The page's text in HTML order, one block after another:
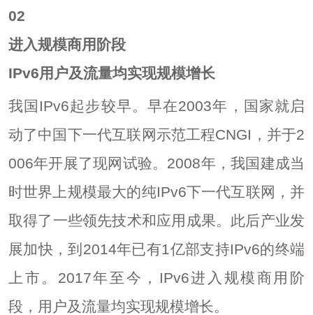
02
进入规模商用阶段
IPv6用户及流量均实现规模增长
我国IPv6起步较早。早在2003年，国家就启
动了中国下一代互联网示范工程CNGI，并于2
006年开展了现网试验。2008年，我国建成当
时世界上规模最大的纯IPv6下一代互联网，并
取得了一些领先技术和应用成果。此后产业发
展加快，到2014年已有1亿部支持IPv6的终端
上市。2017年至今，IPv6进入规模商用阶
段，用户及流量均实现规模增长。